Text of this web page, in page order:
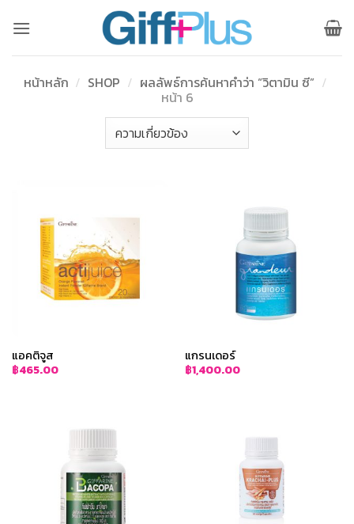
หน้าหลัก / SHOP / ผลลัพธ์การค้นหาคำว่า “วิตามิน ซี” /
หน้า 6
แอคติจูส
฿465.00
แกรนเดอร์
฿1,400.00